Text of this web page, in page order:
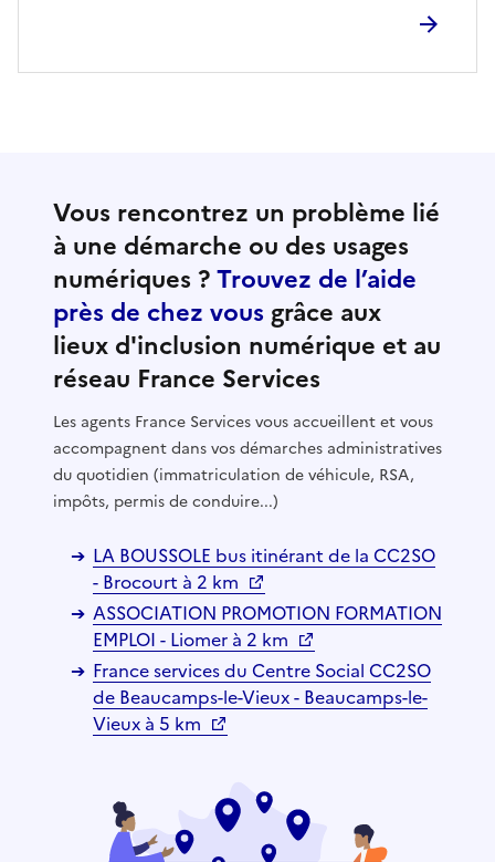
Vous rencontrez un problème lié
à une démarche ou des usages
numériques ?Trouvez de l’aide
près de chez vous grâce aux
lieux d'inclusion numérique et au
réseau France Services
Les agents France Services vous accueillent et vous
accompagnent dans vos démarches administratives
du quotidien (immatriculation de véhicule, RSA,
impôts, permis de conduire...)
LA BOUSSOLE bus itinérant de la CC2SO
- Brocourt à 2 km
ASSOCIATION PROMOTION FORMATION
EMPLOI - Liomer à 2 km
France services du Centre Social CC2SO
de Beaucamps-le-Vieux - Beaucamps-le-
Vieux à 5 km